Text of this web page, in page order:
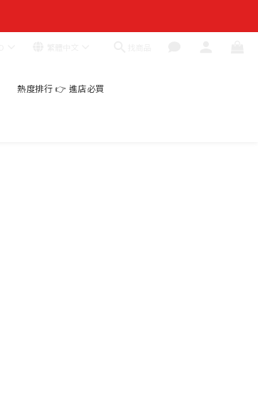
熱度排行 👉 進店必買